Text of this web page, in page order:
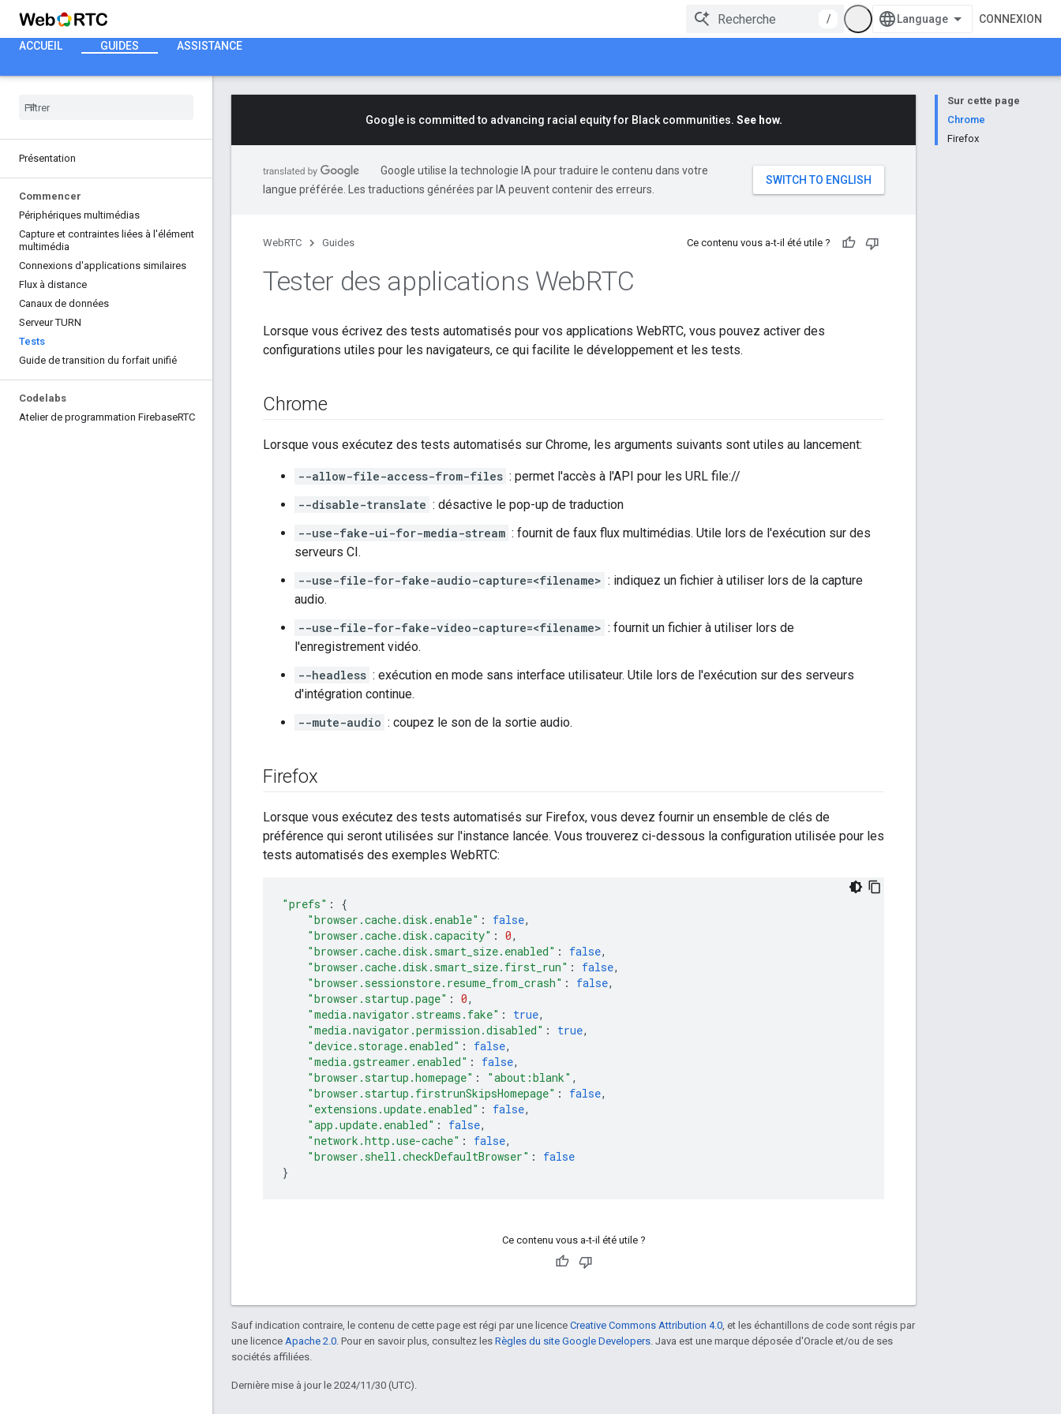
/ CONNEXION
ACCUEIL GUIDES ASSISTANCE
Présentation
Commencer
Périphériques multimédias
Capture et contraintes liées à l'élément
multimédia
Connexions d'applications similaires
Flux à distance
Canaux de données
Serveur TURN
Tests
Guide de transition du forfait unifié
Codelabs
Atelier de programmation FirebaseRTC
Sur cette page
Chrome
Firefox
Google is committed to advancing racial equity for Black communities. See how.
Google utilise la technologie IA pour traduire le contenu dans votre
langue préférée. Les traductions générées par IA peuvent contenir des erreurs.
WebRTC Guides Ce contenu vous a-t-il été utile ?
Tester des applications WebRTC
Lorsque vous écrivez des tests automatisés pour vos applications WebRTC, vous pouvez activer des
configurations utiles pour les navigateurs, ce qui facilite le développement et les tests.
Chrome
Lorsque vous exécutez des tests automatisés sur Chrome, les arguments suivants sont utiles au lancement:
--allow-file-access-from-files : permet l'accès à l'API pour les URL file://
--disable-translate : désactive le pop-up de traduction
--use-fake-ui-for-media-stream : fournit de faux flux multimédias. Utile lors de l'exécution sur des
serveurs CI.
--use-file-for-fake-audio-capture=<filename> : indiquez un fichier à utiliser lors de la capture
audio.
--use-file-for-fake-video-capture=<filename> : fournit un fichier à utiliser lors de
l'enregistrement vidéo.
--headless : exécution en mode sans interface utilisateur. Utile lors de l'exécution sur des serveurs
d'intégration continue.
--mute-audio : coupez le son de la sortie audio.
Firefox
Lorsque vous exécutez des tests automatisés sur Firefox, vous devez fournir un ensemble de clés de
préférence qui seront utilisées sur l'instance lancée. Vous trouverez ci-dessous la configuration utilisée pour les
tests automatisés des exemples WebRTC:
"prefs" :
{
"browser.cache.disk.enable" : false,
"browser.cache.disk.capacity" : 0,
"browser.cache.disk.smart_size.enabled" : false,
"browser.cache.disk.smart_size.first_run" : false,
"browser.sessionstore.resume_from_crash" : false,
"browser.startup.page" : 0,
"media.navigator.streams.fake" : true,
"media.navigator.permission.disabled" : true,
"device.storage.enabled" : false,
"media.gstreamer.enabled" : false,
"browser.startup.homepage" : "about:blank" ,
"browser.startup.firstrunSkipsHomepage" : false,
"extensions.update.enabled" : false,
"app.update.enabled" : false,
"network.http.use-cache" : false,
"browser.shell.checkDefaultBrowser" :
false
}
Ce contenu vous a-t-il été utile ?
Sauf indication contraire, le contenu de cette page est régi par une licence Creative Commons Attribution 4.0, et les échantillons de code sont régis par
une licence Apache 2.0. Pour en savoir plus, consultez les Règles du site Google Developers. Java est une marque déposée d'Oracle et/ou de ses
sociétés affiliées.
Dernière mise à jour le 2024/11/30 (UTC).